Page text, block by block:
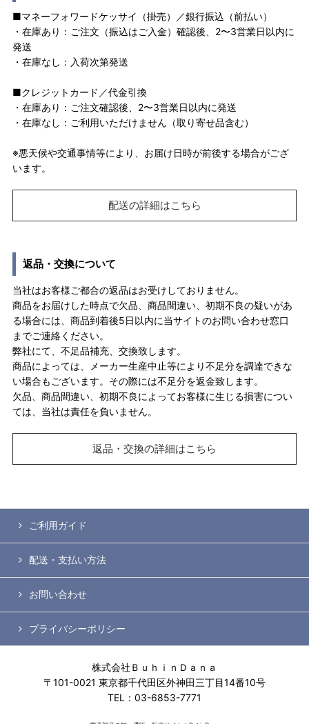
■マネーフォワードケッサイ（掛売）／銀行振込（前払い）
・在庫あり：ご注文（振込はご入金）確認後、2〜3営業日以内に
発送
・在庫なし：入荷次第発送
■クレジットカード／代金引換
・在庫あり：ご注文確認後、2〜3営業日以内に発送
・在庫なし：ご利用いただけません（取り寄せ品含む）
※悪天候や交通事情等により、お届け日時が前後する場合がござ
います。
配送の詳細はこちら
返品・交換について
当社はお客様ご都合の返品はお受けしておりません。
商品をお届けした時点で欠品、商品間違い、初期不良の疑いがあ
る場合には、商品到着後5日以内に当サイトのお問い合わせ窓口
までご連絡ください。
弊社にて、不足品補充、交換致します。
商品によっては、メーカー生産中止等により不足分を調達できな
い場合もございます。その際には不足分を返金致します。
欠品、商品間違い、初期不良によってお客様に生じる損害につい
ては、当社は責任を負いません。
返品・交換の詳細はこちら
ご利用ガイド
配送・支払い方法
お問い合わせ
プライバシーポリシー
株式会社ＢｕｈｉｎＤａｎａ
〒101-0021 東京都千代田区外神田三丁目14番10号
TEL：03-6853-7771